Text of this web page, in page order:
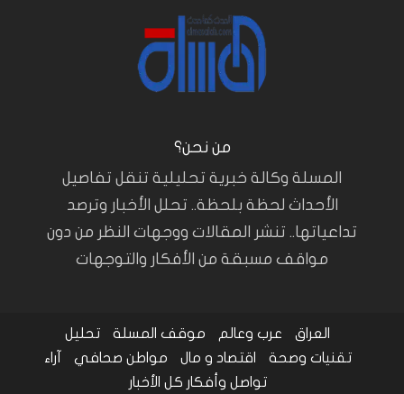
من نحن؟
المسلة وكالة خبرية تحليلية تنقل تفاصيل
الأحداث لحظة بلحظة.. تحلل الأخبار وترصد
تداعياتها.. تنشر المقالات ووجهات النظر من دون
مواقف مسبقة من الأفكار والتوجهات
العراق عرب وعالم موقف المسلة
تحليل
تقنيات وصحة
اقتصاد و مال مواطن صحافي
آراء
تواصل وأفكار كل الأخبار